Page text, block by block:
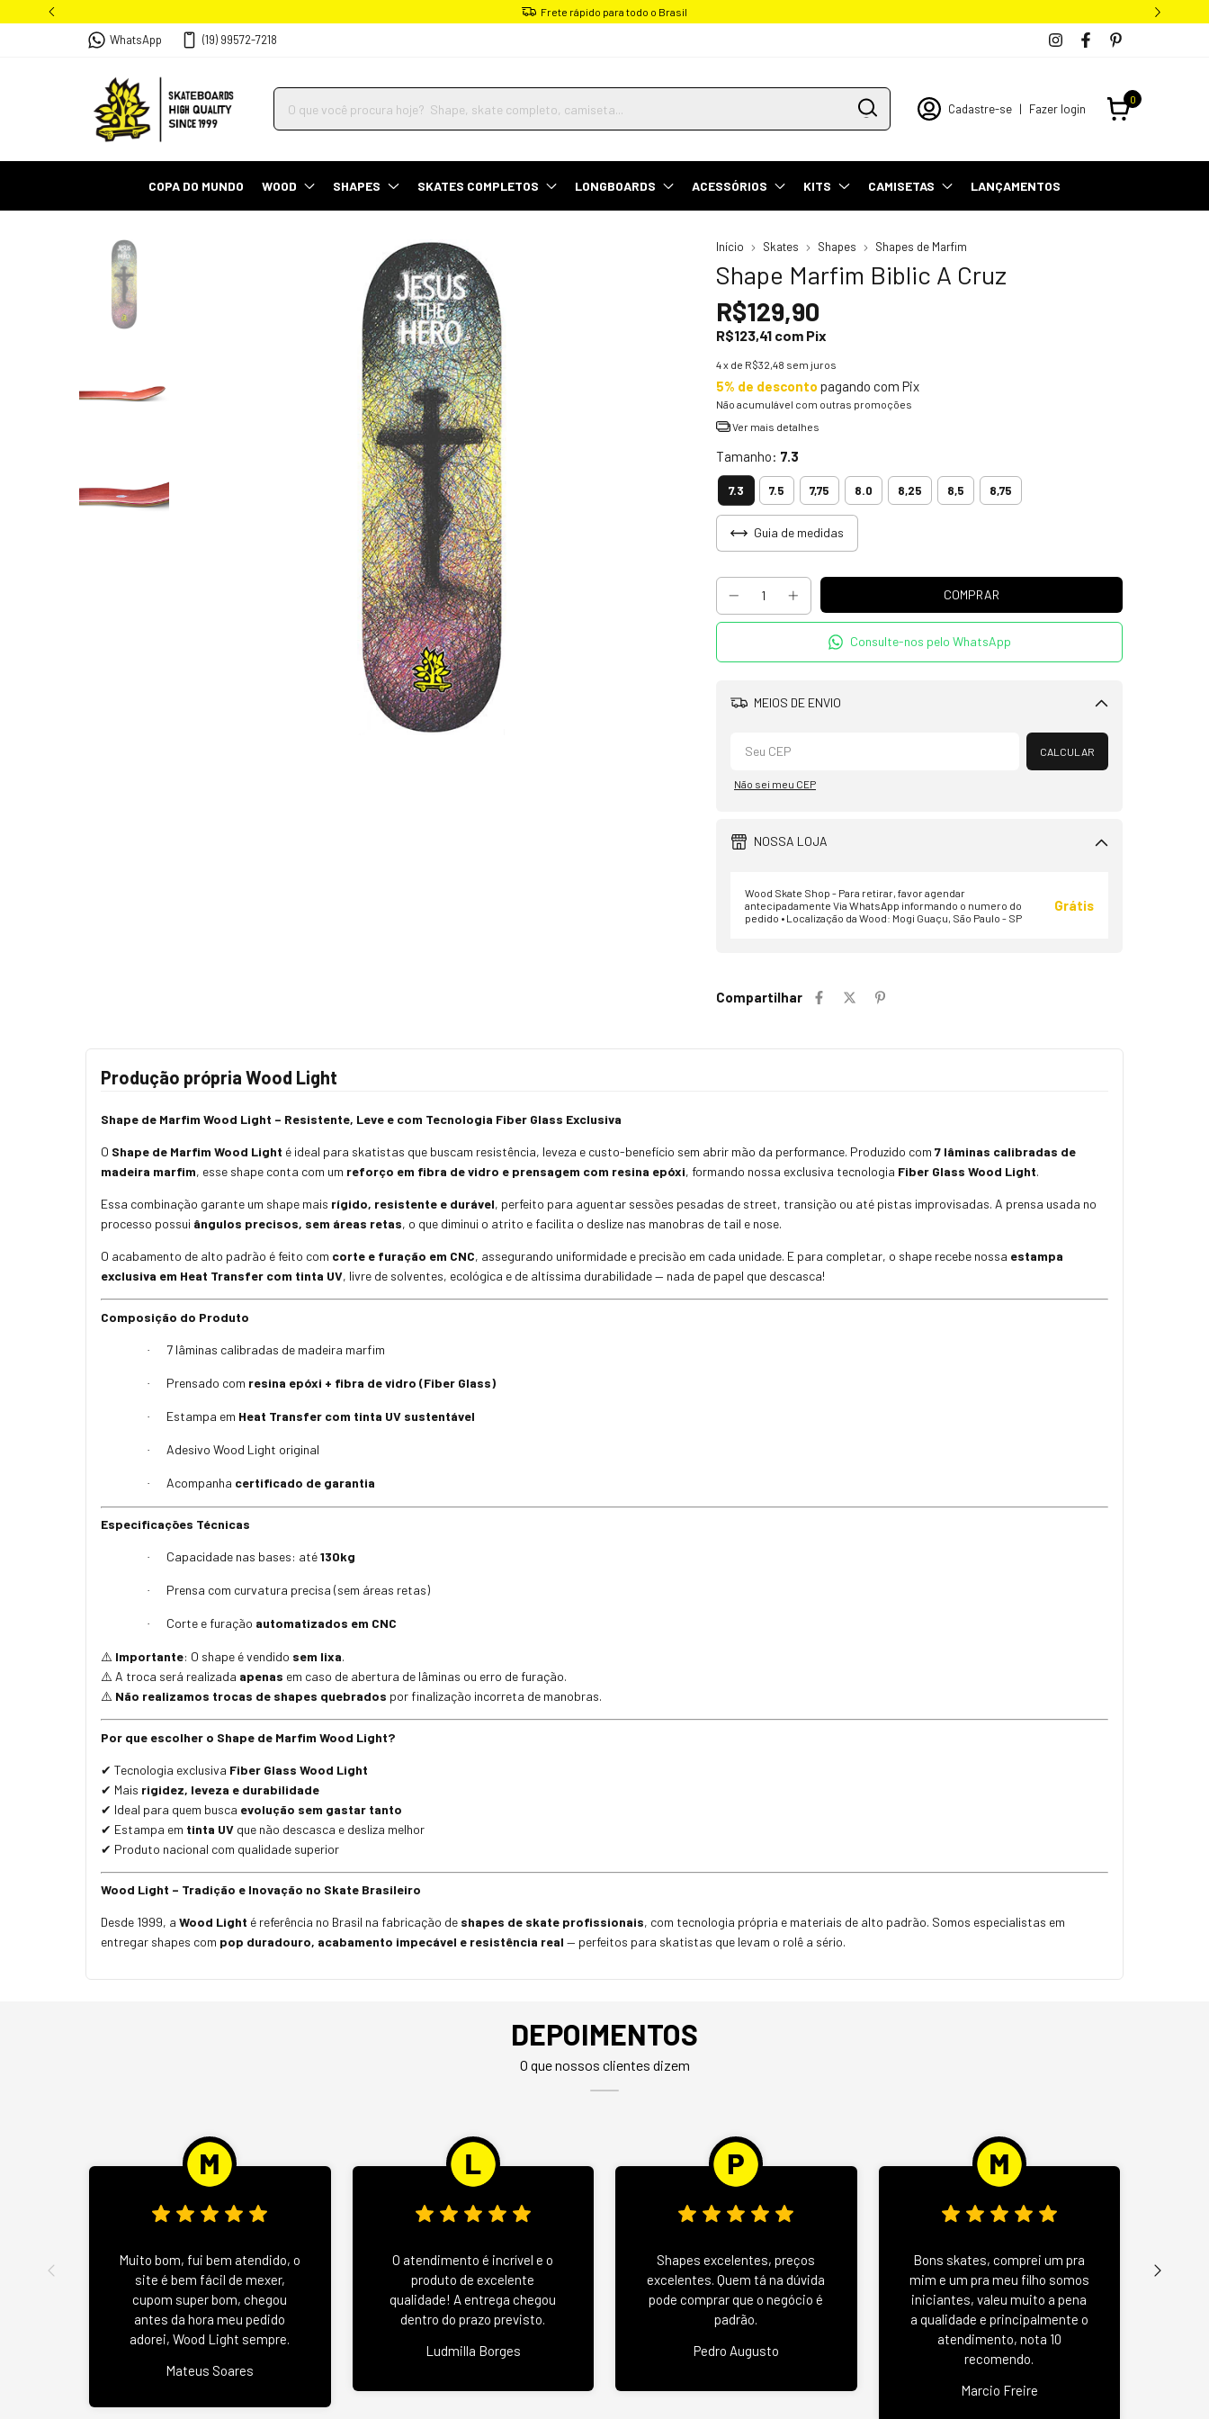
Parcele em até 4x sem juros
WhatsApp (19) 99572-7218
Cadastre-se | Fazer login
0
COPA DO MUNDO WOOD SHAPES SKATES COMPLETOS LONGBOARDS ACESSÓRIOS KITS CAMISETAS LANÇAMENTOS
Início Skates Shapes Shapes de Marfim
Shape Marfim Biblic A Cruz
R$129,90
R$123,41 com Pix
4x de R$32,48 sem juros
5% de desconto pagando com Pix
Não acumulável com outras promoções
Ver mais detalhes
Tamanho: 7.3
7.3 7.5 7,75 8.0 8,25 8,5 8,75
Guia de medidas
Consulte-nos pelo WhatsApp
MEIOS DE ENVIO
Alterar CEP
CALCULAR
Não sei meu CEP
NOSSA LOJA
Wood Skate Shop - Para retirar, favor agendar
antecipadamente Via WhatsApp informando o numero do
pedido • Localização da Wood: Mogi Guaçu, São Paulo - SP
Grátis
Compartilhar
Produção própria Wood Light
Shape de Marfim Wood Light – Resistente, Leve e com Tecnologia Fiber Glass Exclusiva
O Shape de Marfim Wood Light é ideal para skatistas que buscam resistência, leveza e custo-benefício sem abrir mão da performance. Produzido com 7 lâminas calibradas de
madeira marfim, esse shape conta com um reforço em fibra de vidro e prensagem com resina epóxi, formando nossa exclusiva tecnologia Fiber Glass Wood Light.
Essa combinação garante um shape mais rígido, resistente e durável, perfeito para aguentar sessões pesadas de street, transição ou até pistas improvisadas. A prensa usada no
processo possui ângulos precisos, sem áreas retas, o que diminui o atrito e facilita o deslize nas manobras de tail e nose.
O acabamento de alto padrão é feito com corte e furação em CNC, assegurando uniformidade e precisão em cada unidade. E para completar, o shape recebe nossa estampa
exclusiva em Heat Transfer com tinta UV, livre de solventes, ecológica e de altíssima durabilidade — nada de papel que descasca!
Composição do Produto
· 7 lâminas calibradas de madeira marfim
· Prensado com resina epóxi + fibra de vidro (Fiber Glass)
· Estampa em Heat Transfer com tinta UV sustentável
· Adesivo Wood Light original
· Acompanha certificado de garantia
Especificações Técnicas
· Capacidade nas bases: até130kg
· Prensa com curvatura precisa (sem áreas retas)
· Corte e furação automatizados em CNC
⚠️ Importante: O shape é vendido sem lixa.
⚠️ A troca será realizada apenas em caso de abertura de lâminas ou erro de furação.
⚠️ Não realizamos trocas de shapes quebrados por finalização incorreta de manobras.
Por que escolher o Shape de Marfim Wood Light?
✔ Tecnologia exclusiva Fiber Glass Wood Light
✔ Mais rigidez, leveza e durabilidade
✔ Ideal para quem busca evolução sem gastar tanto
✔ Estampa em tinta UV que não descasca e desliza melhor
✔ Produto nacional com qualidade superior
Wood Light – Tradição e Inovação no Skate Brasileiro
Desde 1999, a Wood Light é referência no Brasil na fabricação de shapes de skate profissionais, com tecnologia própria e materiais de alto padrão. Somos especialistas em
entregar shapes com pop duradouro, acabamento impecável e resistência real — perfeitos para skatistas que levam o rolê a sério.
DEPOIMENTOS
O que nossos clientes dizem
Muito bom, fui bem atendido, o
site é bem fácil de mexer,
cupom super bom, chegou
antes da hora meu pedido
adorei, Wood Light sempre.
Mateus Soares
O atendimento é incrível e o
produto de excelente
qualidade! A entrega chegou
dentro do prazo previsto.
Ludmilla Borges
Shapes excelentes, preços
excelentes. Quem tá na dúvida
pode comprar que o negócio é
padrão.
Pedro Augusto
Bons skates, comprei um pra
mim e um pra meu filho somos
iniciantes, valeu muito a pena
a qualidade e principalmente o
atendimento, nota 10
recomendo.
Marcio Freire